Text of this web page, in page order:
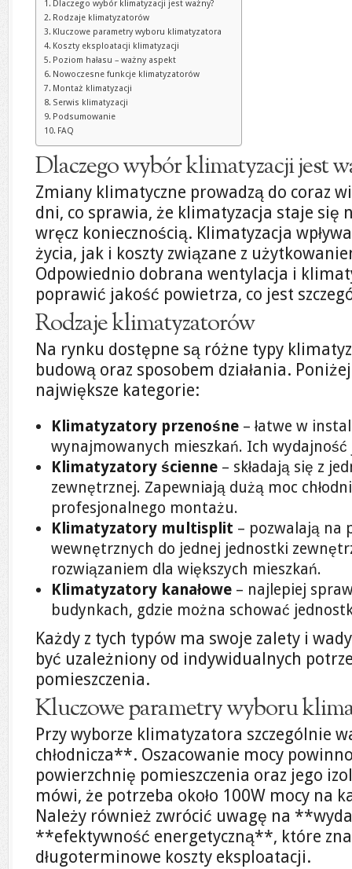
Dlaczego wybór klimatyzacji jest ważny?
Rodzaje klimatyzatorów
Kluczowe parametry wyboru klimatyzatora
Koszty eksploatacji klimatyzacji
Poziom hałasu – ważny aspekt
Nowoczesne funkcje klimatyzatorów
Montaż klimatyzacji
Serwis klimatyzacji
Podsumowanie
FAQ
Dlaczego wybór klimatyzacji jest
Zmiany klimatyczne prowadzą do coraz
dni, co sprawia, że klimatyzacja staje się
wręcz koniecznością. Klimatyzacja
życia, jak i koszty związane z
Odpowiednio dobrana wentylacja i
poprawić jakość powietrza, co jest
Rodzaje klimatyzatorów
Na rynku dostępne są różne typy
budową oraz sposobem działania.
największe kategorie:
Klimatyzatory przenośne – łatwe w
wynajmowanych mieszkań. Ich
Klimatyzatory ścienne – składają się z
zewnętrznej. Zapewniają dużą moc
profesjonalnego montażu.
Klimatyzatory multisplit – pozwalają na
wewnętrznych do jednej jednostki
rozwiązaniem dla większych mieszkań.
Klimatyzatory kanałowe – najlepiej
budynkach, gdzie można schować
Każdy z tych typów ma swoje zalety i
być uzależniony od indywidualnych
pomieszczenia.
Kluczowe parametry wyboru
Przy wyborze klimatyzatora szczególnie
chłodnicza**. Oszacowanie mocy
powierzchnię pomieszczenia oraz jego
mówi, że potrzeba około 100W mocy na
Należy również zwrócić uwagę na
**efektywność energetyczną**, które
długoterminowe koszty eksploatacji.